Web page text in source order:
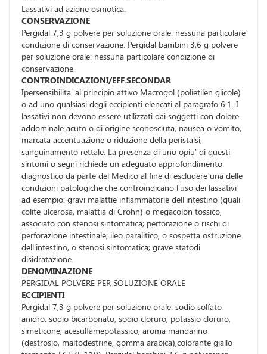
Lassativi ad azione osmotica.
CONSERVAZIONE
Pergidal 7,3 g polvere per soluzione orale: nessuna particolare
condizione di conservazione. Pergidal bambini 3,6 g polvere
per soluzione orale: nessuna particolare condizione di
conservazione.
CONTROINDICAZIONI/EFF.SECONDAR
Ipersensibilita' al principio attivo Macrogol (polietilen glicole)
o ad uno qualsiasi degli eccipienti elencati al paragrafo 6.1. I
lassativi non devono essere utilizzati dai soggetti con dolore
addominale acuto o di origine sconosciuta, nausea o vomito,
marcata accentuazione o riduzione della peristalsi,
sanguinamento rettale. La presenza di uno opiu' di questi
sintomi o segni richiede un adeguato approfondimento
diagnostico da parte del Medico al fine di escludere una delle
condizioni patologiche che controindicano l'uso dei lassativi
ad esempio: gravi malattie infiammatorie dell'intestino (quali
colite ulcerosa, malattia di Crohn) o megacolon tossico,
associato con stenosi sintomatica; perforazione o rischi di
perforazione intestinale; ileo paralitico, o sospetta ostruzione
dell'intestino, o stenosi sintomatica; grave statodi
disidratazione.
DENOMINAZIONE
PERGIDAL POLVERE PER SOLUZIONE ORALE
ECCIPIENTI
Pergidal 7,3 g polvere per soluzione orale: sodio solfato
anidro, sodio bicarbonato, sodio cloruro, potassio cloruro,
simeticone, acesulfamepotassico, aroma mandarino
(destrosio, maltodestrine, gomma arabica),colorante giallo